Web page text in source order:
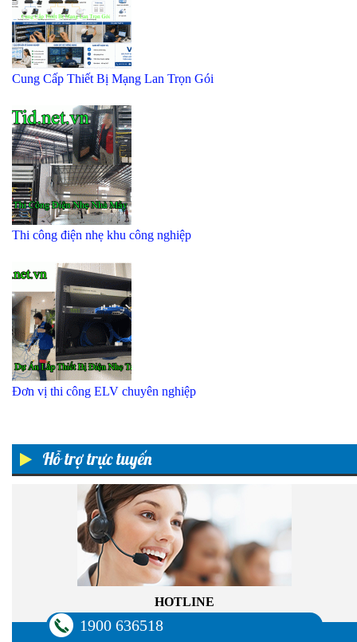
Hỗ trợ trực tuyến
HOTLINE
1900 636518
Cung Cấp Thiết Bị Mạng Lan Trọn Gói
Thi công điện nhẹ khu công nghiệp
Đơn vị thi công ELV chuyên nghiệp